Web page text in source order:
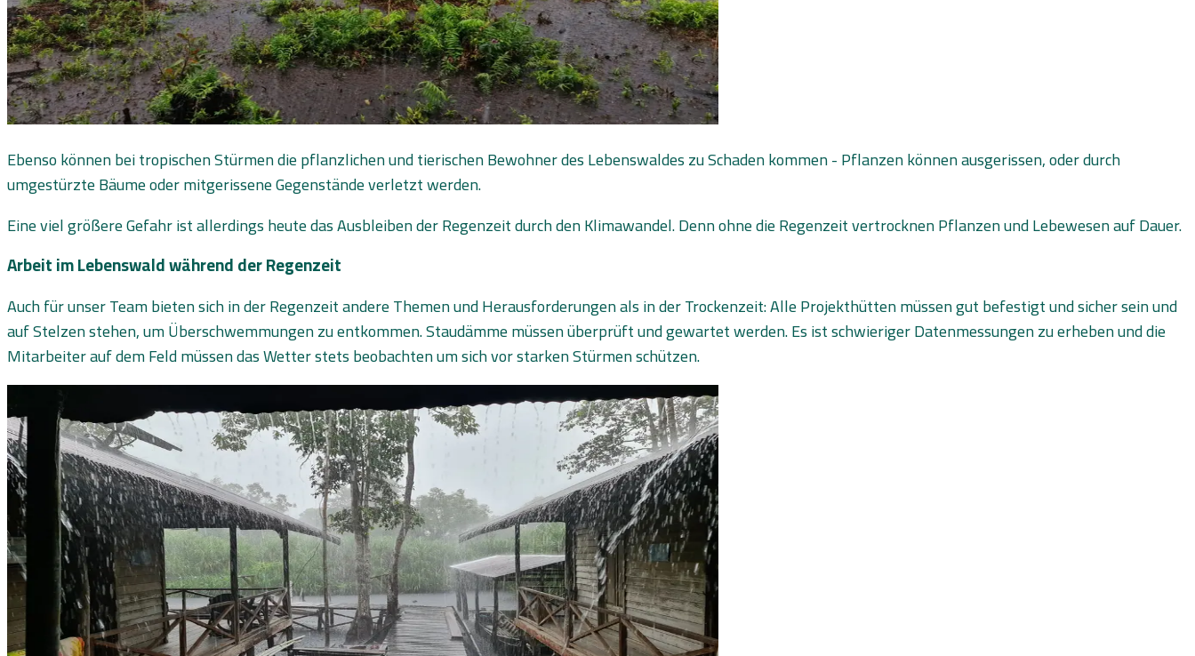
Ebenso können bei tropischen Stürmen die pflanzlichen und tierischen Bewohner des Lebenswaldes zu Schaden kommen - Pflanzen können ausgerissen, oder durch
umgestürzte Bäume oder mitgerissene Gegenstände verletzt werden.
Eine viel größere Gefahr ist allerdings heute das Ausbleiben der Regenzeit durch den Klimawandel. Denn ohne die Regenzeit vertrocknen Pflanzen und Lebewesen auf Dauer.
Arbeit im Lebenswald während der Regenzeit
Auch für unser Team bieten sich in der Regenzeit andere Themen und Herausforderungen als in der Trockenzeit: Alle Projekthütten müssen gut befestigt und sicher sein und
auf Stelzen stehen, um Überschwemmungen zu entkommen. Staudämme müssen überprüft und gewartet werden. Es ist schwieriger Datenmessungen zu erheben und die
Mitarbeiter auf dem Feld müssen das Wetter stets beobachten um sich vor starken Stürmen schützen.